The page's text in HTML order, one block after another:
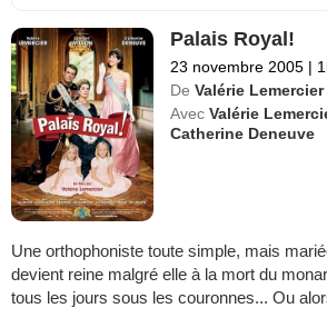
Palais Royal!
23 novembre 2005 |
De Valérie Lemercier
Avec Valérie
Catherine Deneuve
Une orthophoniste toute simple, mais
devient reine malgré elle à la mort du
tous les jours sous les couronnes... Ou